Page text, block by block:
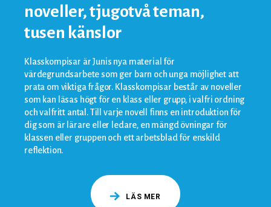
noveller, tjugotvå teman,
tusen känslor
Klasskompisar är Junis nya material för
värdegrundsarbete som ger barn och unga möjlighet att
prata om viktiga frågor. Klasskompisar består av noveller
som kan läsas högt för en klass eller grupp, i valfri ordning
och valfritt antal. Till varje novell finns en introduktion för
dig som är lärare eller ledare, en mängd övningar för
klassen eller gruppen och ett arbetsblad för enskild
reflektion.
LÄS MER